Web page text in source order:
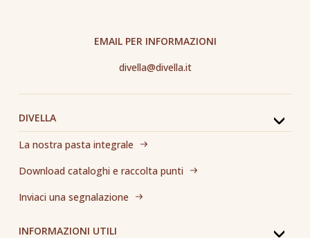
DIVELLA
La nostra pasta integrale
Download cataloghi e raccolta punti
Inviaci una segnalazione
INFORMAZIONI UTILI
EMAIL PER INFORMAZIONI
divella@divella.it